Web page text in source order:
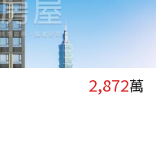
2,872萬